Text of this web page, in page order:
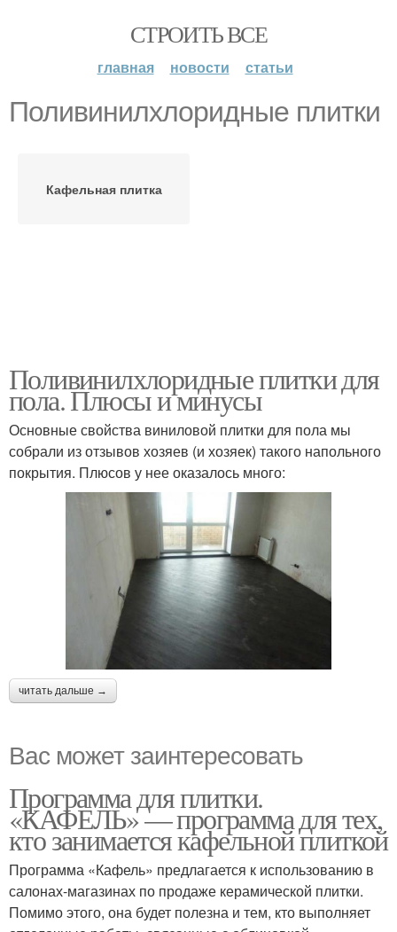
СТРОИТЬ ВСЕ
главная новости статьи
Поливинилхлоридные плитки
Кафельная плитка
Поливинилхлоридные плитки для
пола. Плюсы и минусы
Основные свойства виниловой плитки для пола мы
собрали из отзывов хозяев (и хозяек) такого напольного
покрытия. Плюсов у нее оказалось много:
читать дальше →
Вас может заинтересовать
Программа для плитки.
«КАФЕЛЬ» — программа для тех,
кто занимается кафельной плиткой
Программа «Кафель» предлагается к использованию в
салонах-магазинах по продаже керамической плитки.
Помимо этого, она будет полезна и тем, кто выполняет